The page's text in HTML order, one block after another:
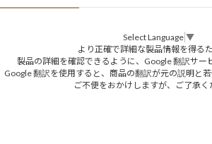
Select Language ▼
より正確で詳細な製品情報を得るた
製品の詳細を確認できるように、Google 翻訳サー
Google 翻訳を使用すると、商品の翻訳が元の説明と若
ご不便をおかけしますが、ご了承く